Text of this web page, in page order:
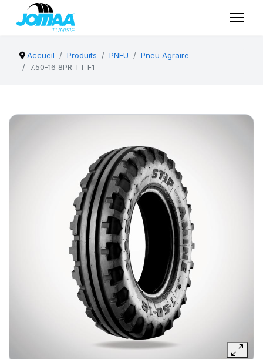
Accueil Produits PNEU
Pneu Agraire
7.50-16 8PR TT F1